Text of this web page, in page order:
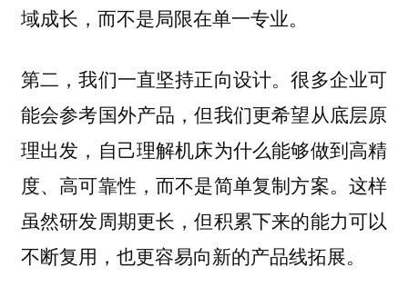
域成长，而不是局限在单一专业。
第二，我们一直坚持正向设计。很多企业可
能会参考国外产品，但我们更希望从底层原
理出发，自己理解机床为什么能够做到高精
度、高可靠性，而不是简单复制方案。这样
虽然研发周期更长，但积累下来的能力可以
不断复用，也更容易向新的产品线拓展。